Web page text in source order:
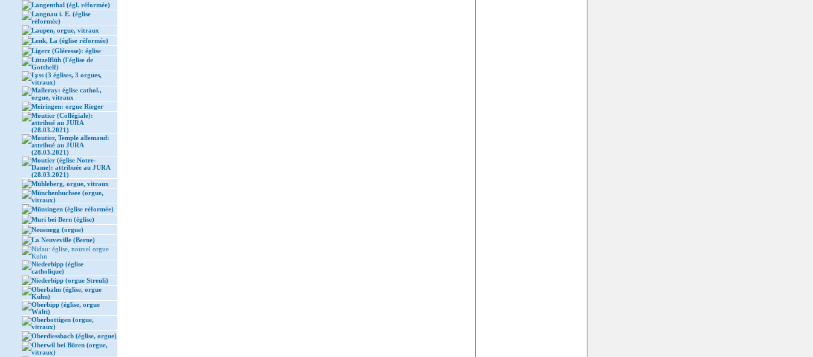
Langenthal (égl. réformée)
Langnau i. E. (église
réformée)
Laupen, orgue, vitraux
Lenk, La (église réformée)
Ligerz (Gléresse): église
Lützelflüh (l'église de
Gotthelf)
Lyss (3 églises, 3 orgues,
vitraux)
Malleray: église cathol.,
orgue, vitraux
Meiringen: orgue Rieger
Moutier (Collégiale):
attribué au JURA
(28.03.2021)
Moutier, Temple allemand:
attribué au JURA
(28.03.2021)
Moutier (église Notre-
Dame): attribuée au JURA
(28.03.2021)
Mühleberg, orgue, vitraux
Münchenbuchsee (orgue,
vitraux)
Münsingen (église réformée)
Muri bei Bern (église)
Neuenegg (orgue)
La Neuveville (Berne)
Nidau: église, nouvel orgue
Kuhn
Niederbipp (église
catholique)
Niederbipp (orgue Streuli)
Oberbalm (église, orgue
Kuhn)
Oberbipp (église, orgue
Wälti)
Oberbottigen (orgue,
vitraux)
Oberdiessbach (église, orgue)
Oberwil bei Büren (orgue,
vitraux)